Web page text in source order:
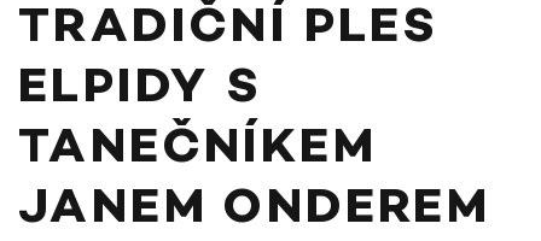
TRADIČNÍ PLES
ELPIDY S
TANEČNÍKEM
JANEM ONDEREM